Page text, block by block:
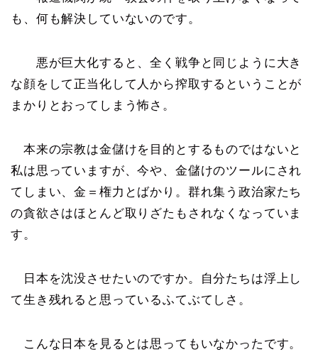
も、何も解決していないのです。
悪が巨大化すると、全く戦争と同じように大き
な顔をして正当化して人から搾取するということが
まかりとおってしまう怖さ。
本来の宗教は金儲けを目的とするものではないと
私は思っていますが、今や、金儲けのツールにされ
てしまい、金＝権力とばかり。群れ集う政治家たち
の貪欲さはほとんど取りざたもされなくなっていま
す。
日本を沈没させたいのですか。自分たちは浮上し
て生き残れると思っているふてぶてしさ。
こんな日本を見るとは思ってもいなかったです。